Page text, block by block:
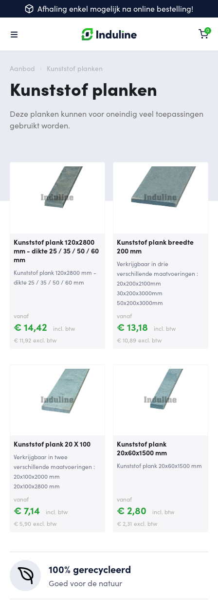
Afhaling enkel mogelijk na online bestelling!
Aanbod Kunststof planken
Kunststof planken
Deze planken kunnen voor oneindig veel toepassingen
gebruikt worden.
Kunststof plank 120x2800
mm - dikte 25 / 35 / 50 / 60
mm
Kunststof plank 120x2800 mm -
dikte 25 / 35 / 50 / 60 mm
vanaf
€ 14,42
incl. btw
€ 11,92 excl. btw
Kunststof plank breedte
200 mm
Verkrijgbaar in drie
verschillende maatvoeringen :
20x200x2100mm
30x200x3000mm
50x200x3000mm
vanaf
€ 13,18
incl. btw
€ 10,89 excl. btw
Kunststof plank 20 X 100
Verkrijgbaar in twee
verschillende maatvoeringen :
20x100x2000 mm
20x100x2800 mm
vanaf
€ 7,14
incl. btw
€ 5,90 excl. btw
Kunststof plank
20x60x1500 mm
Kunststof plank 20x60x1500 mm
vanaf
€ 2,80
incl. btw
€ 2,31 excl. btw
100% gerecycleerd
Goed voor de natuur